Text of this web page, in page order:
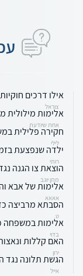
אילו דרכים
צוראל
אלימות מילולית
אחת שיודעת
חקירה פלילית
לילי
ילדה שנפצעת
רותי
הוצאת צו הגנה
מתן יוגב
אלימות של אבא
אאאא
הסבתא מרביצה
ט.
אלימות במשפחה
בדוי
האם קללות
ירון
הגשת תלונה נגד
אייל